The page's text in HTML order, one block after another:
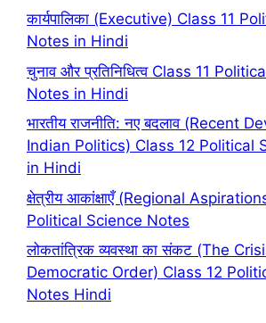
कार्यपालिका (Executive) Class 11
Notes in Hindi
चुनाव और प्रतिनिधित्व Class 11
Notes in Hindi
भारतीय राजनीति: नए बदलाव (Recent
Indian Politics) Class 12 Political
in Hindi
क्षेत्रीय आकांक्षाएँ (Regional
Political Science Notes
लोकतांत्रिक व्यवस्था का संकट (The
Democratic Order) Class 12
Notes Hindi